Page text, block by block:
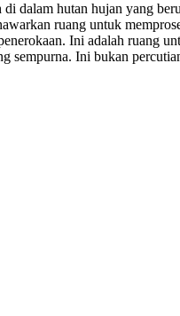
dalam hutan hujan yang
ruang untuk
Ini adalah ruang
Ini bukan